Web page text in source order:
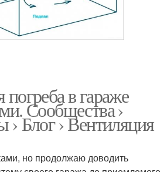
в гараже
Сообщества ›
Блог › Вентиляция
но продолжаю доводить